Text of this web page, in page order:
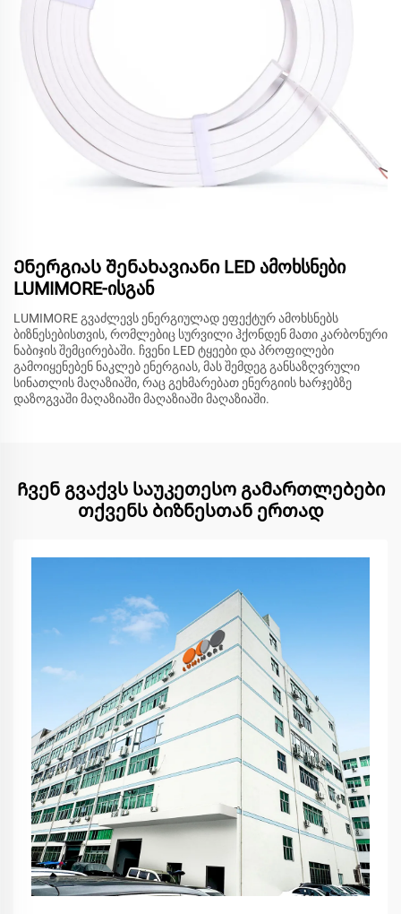
Ენერგიას შენახავიანი LED ამოხსნები
LUMIMORE-ისგან
LUMIMORE გვაძლევს ენერგიულად ეფექტურ ამოხსნებს
ბიზნესებისთვის, რომლებიც სურვილი ჰქონდენ მათი კარბონური
ნაბიჯის შემცირებაში. ჩვენი LED ტყეები და პროფილები
გამოიყენებენ ნაკლებ ენერგიას, მას შემდეგ განსაზღვრული
სინათლის მაღაზიაში, რაც გეხმარებათ ენერგიის ხარჯებზე
დაზოგვაში მაღაზიაში მაღაზიაში მაღაზიაში.
Ჩვენ გვაქვს საუკეთესო გამართლებები
თქვენს ბიზნესთან ერთად